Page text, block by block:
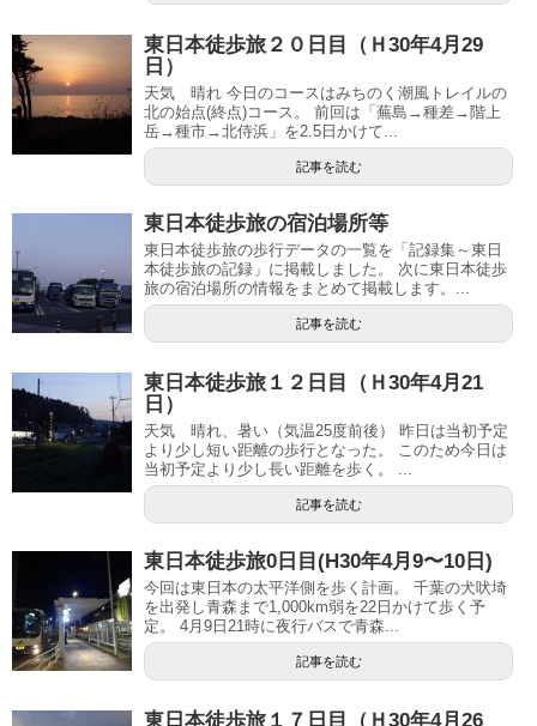
東日本徒歩旅２０日目（Ｈ30年4月29
日）
天気 晴れ 今日のコースはみちのく潮風トレイルの
北の始点(終点)コース。 前回は「蕪島→種差→階上
岳→種市→北侍浜」を2.5日かけて...
記事を読む
東日本徒歩旅の宿泊場所等
東日本徒歩旅の歩行データの一覧を「記録集～東日
本徒歩旅の記録」に掲載しました。 次に東日本徒歩
旅の宿泊場所の情報をまとめて掲載します。...
記事を読む
東日本徒歩旅１２日目（Ｈ30年4月21
日）
天気 晴れ、暑い（気温25度前後） 昨日は当初予定
より少し短い距離の歩行となった。 このため今日は
当初予定より少し長い距離を歩く。 ...
記事を読む
東日本徒歩旅0日目(H30年4月9〜10日)
今回は東日本の太平洋側を歩く計画。 千葉の犬吠埼
を出発し青森まで1,000km弱を22日かけて歩く予
定。 4月9日21時に夜行バスで青森...
記事を読む
東日本徒歩旅１７日目（Ｈ30年4月26